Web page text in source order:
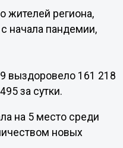
жителей региона,
начала пандемии,
выздоровело 161 218
за сутки.
на 5 место среди
новых